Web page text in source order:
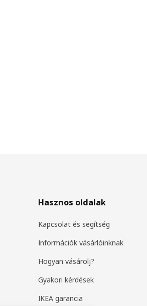
Hasznos oldalak
Kapcsolat és segítség
Információk vásárlóinknak
Hogyan vásárolj?
Gyakori kérdések
IKEA garancia